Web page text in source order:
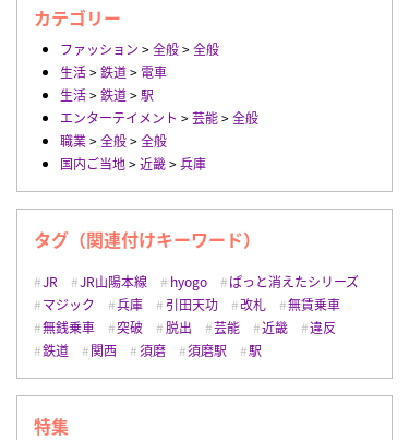
カテゴリー
ファッション >全般>全般
生活>鉄道> 電車
生活>鉄道>駅
エンターテイメント >芸能>全般
職業>全般>全般
国内ご当地>近畿>兵庫
タグ（関連付けキーワード）
JR JR山陽本線 hyogo
ぱっと消えたシリーズ
マジック
兵庫 引田天功 改札
無賃乗車
無銭乗車
突破 脱出 芸能 近畿
違反
鉄道
関西 須磨 須磨駅 駅
特集